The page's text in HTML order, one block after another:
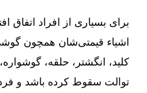
برای بسیاری از افراد اتفاق
اشیاء قیمتی‌شان همچون
کلید، انگشتر، حلقه،
توالت سقوط کرده باشد و